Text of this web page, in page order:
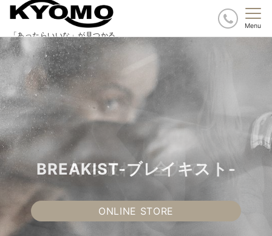
「あったらいいな」が見つかる
Menu
望むなら、もっと強くなれる
ONLINE STORE
打ち破れ、全力で
ONLINE STORE
BREAKIST-ブレイキスト-
ONLINE STORE
BREAKIST-ブレイキスト-
ONLINE STORE